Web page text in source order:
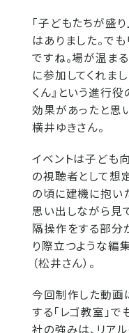
「子どもたちが盛
はありました。で
ですね。場が温ま
に参加してくれま
くん』という進行
効果があったと思
横井ゆきさん。
イベントは子ども
の視聴者として想
の頃に建機に抱い
思い出しながら見
隔操作をする部分
り際立つような編
（松井さん）。
今回制作した動画
する「レゴ教室」
社の強みは、リア